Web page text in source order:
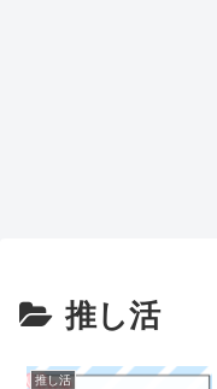
推し活
推し活